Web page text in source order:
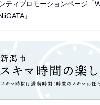
ティプロモーションページ「
」